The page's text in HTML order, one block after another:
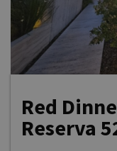
COLLECTIONS
STORIES
NEWS
Red
Reserva